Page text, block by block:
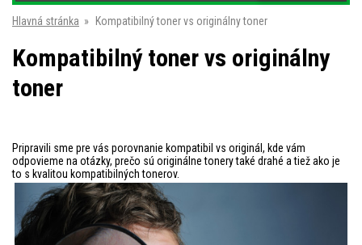
Hlavná stránka » Kompatibilný toner vs originálny toner
Kompatibilný toner vs originálny
toner
Pripravili sme pre vás porovnanie kompatibil vs originál, kde vám
odpovieme na otázky, prečo sú originálne tonery také drahé a tiež ako je
to s kvalitou kompatibilných tonerov.